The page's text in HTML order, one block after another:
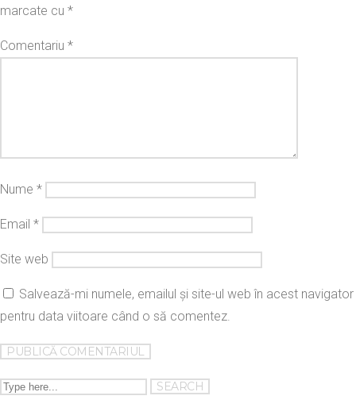
marcate cu *
Comentariu *
Nume *
Email *
Site web
Salvează-mi numele, emailul și site-ul web în acest navigator
pentru data viitoare când o să comentez.